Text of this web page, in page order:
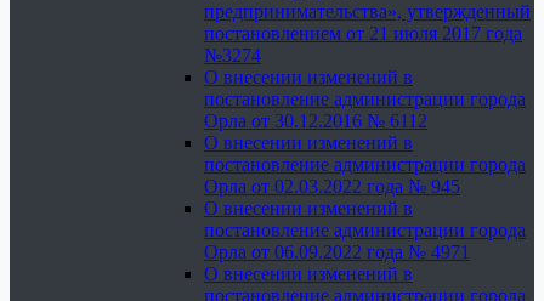
предпринимательства», утвержденный
постановлением от 21 июля 2017 года
№3274
О внесении изменений в
постановление администрации города
Орла от 30.12.2016 № 6112
О внесении изменений в
постановление администрации города
Орла от 02.03.2022 года № 945
О внесении изменений в
постановление администрации города
Орла от 06.09.2022 года № 4971
О внесении изменений в
постановление администрации города